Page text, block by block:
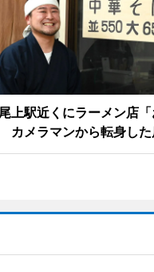
上駅近くにラーメン店「
カメラマンから転身した